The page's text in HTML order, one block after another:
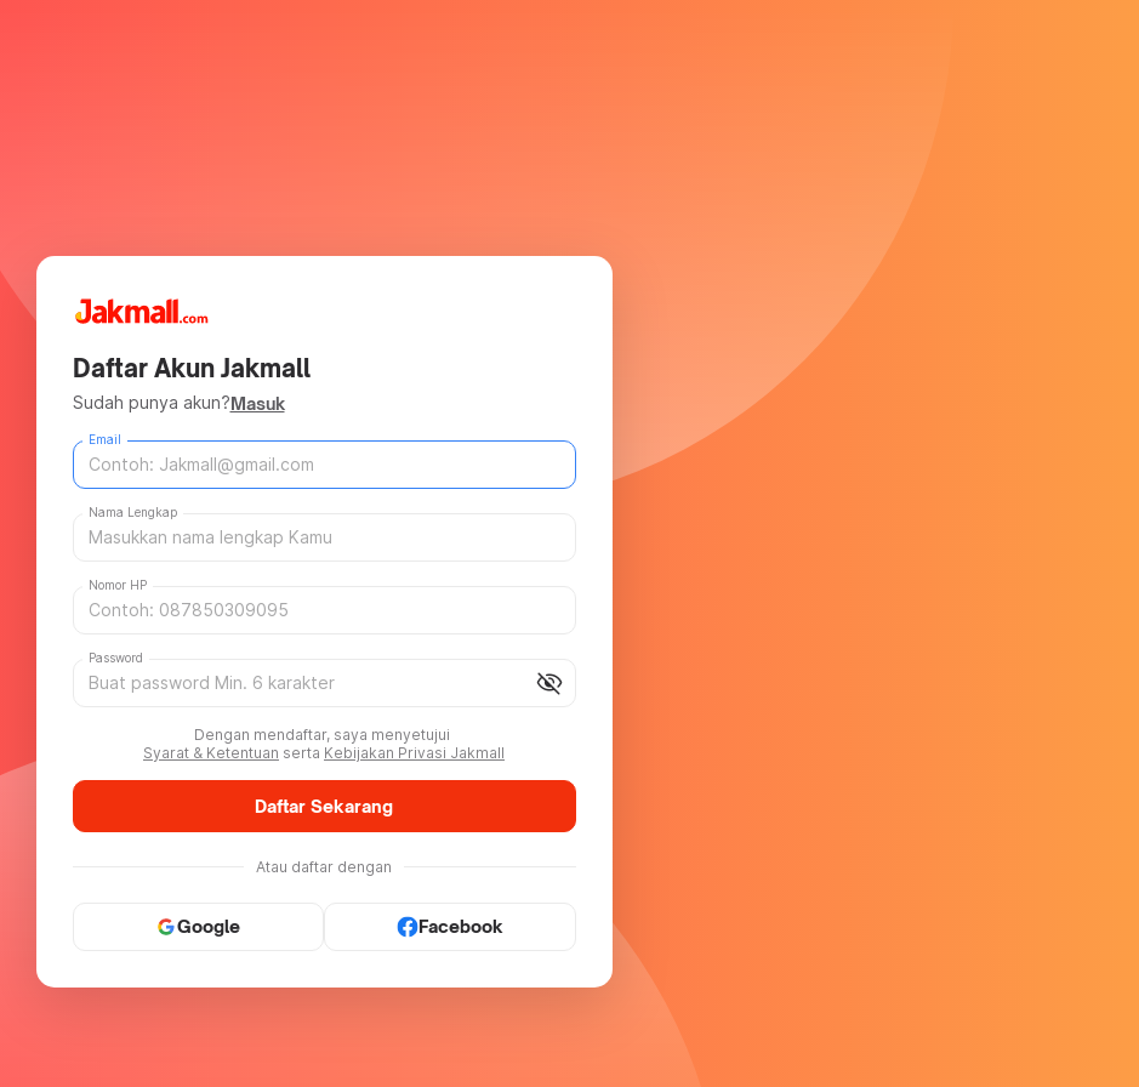
Daftar Akun Jakmall
Sudah punya akun?Masuk
Email
Nama Lengkap
Nomor HP
visibility_off
Password
Dengan mendaftar, saya menyetujui
Syarat & Ketentuan serta Kebijakan Privasi Jakmall
Daftar Sekarang
Atau daftar dengan
Google Facebook